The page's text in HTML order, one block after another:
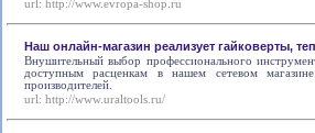
url: http://www.evropa-shop.ru
Наш онлайн-магазин реализует гайковерты,
Внушительный выбор профессионального
доступным расценкам в нашем сетевом
производителей.
url: http://www.uraltools.ru/